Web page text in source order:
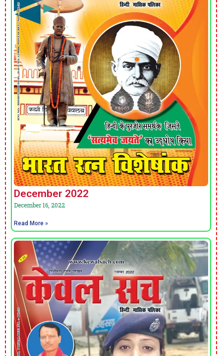
December 2022
December 16, 2022
Read More »